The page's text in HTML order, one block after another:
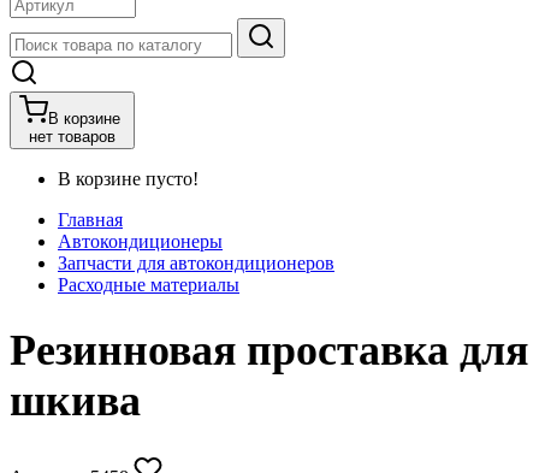
В корзине
нет товаров
В корзине пусто!
Главная
Автокондиционеры
Запчасти для автокондиционеров
Расходные материалы
Резинновая проставка для
шкива